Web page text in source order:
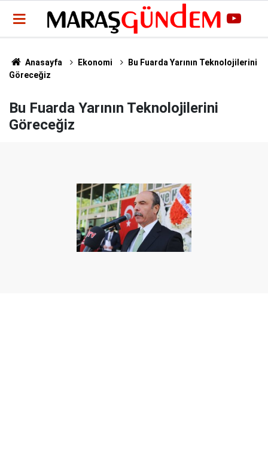
Anasayfa Ekonomi
Bu Fuarda Yarının Teknolojilerini
Göreceğiz
Bu Fuarda Yarının Teknolojilerini
Göreceğiz